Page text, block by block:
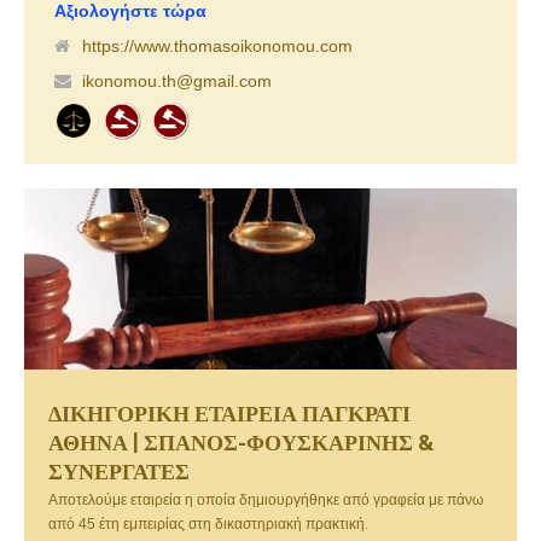
Αξιολογήστε τώρα
https://www.thomasoikonomou.com
ikonomou.th@gmail.com
ΔΙΚΗΓΟΡΙΚΗ ΕΤΑΙΡΕΙΑ ΠΑΓΚΡΑΤΙ
ΑΘΗΝΑ | ΣΠΑΝΟΣ-ΦΟΥΣΚΑΡΙΝΗΣ &
ΣΥΝΕΡΓΑΤΕΣ
Αποτελούμε εταιρεία η οποία δημιουργήθηκε από γραφεία με πάνω
από 45 έτη εμπειρίας στη δικαστηριακή πρακτική.